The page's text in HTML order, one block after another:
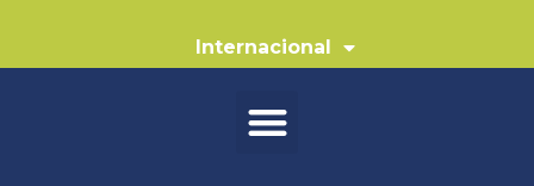
Internacional